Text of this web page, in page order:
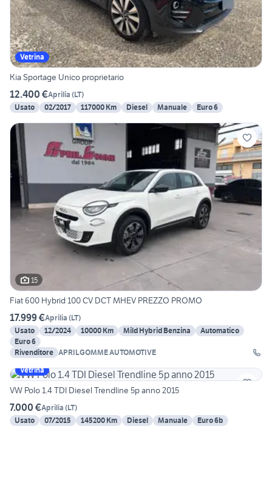
Vetrina
Kia Sportage Unico proprietario
12.400 €Aprilia (LT)
Usato
02/2017 117000 Km Diesel Manuale Euro 6
15
Fiat 600 Hybrid 100 CV DCT MHEV PREZZO PROMO
17.999 €Aprilia (LT)
Usato
12/2024 10000 Km Mild Hybrid Benzina
Automatico
Euro 6
Rivenditore APRILGOMME AUTOMOTIVE
Vetrina
VW Polo 1.4 TDI Diesel Trendline 5p anno 2015
7.000 €Aprilia (LT)
Usato
07/2015 145200 Km Diesel Manuale Euro 6b